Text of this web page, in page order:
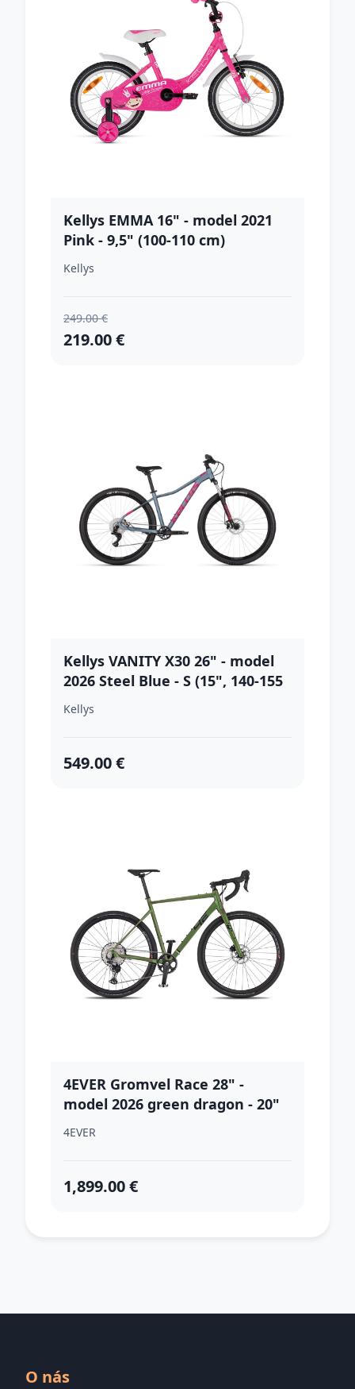
Kellys EMMA 16" - model 2021
Pink - 9,5" (100-110 cm)
Kellys
249.00 €
219.00 €
Kellys VANITY X30 26" - model
2026 Steel Blue - S (15", 140-155
cm)
Kellys
549.00 €
4EVER Gromvel Race 28" -
model 2026 green dragon - 20"
(165-180 cm)
4EVER
1,899.00 €
O nás